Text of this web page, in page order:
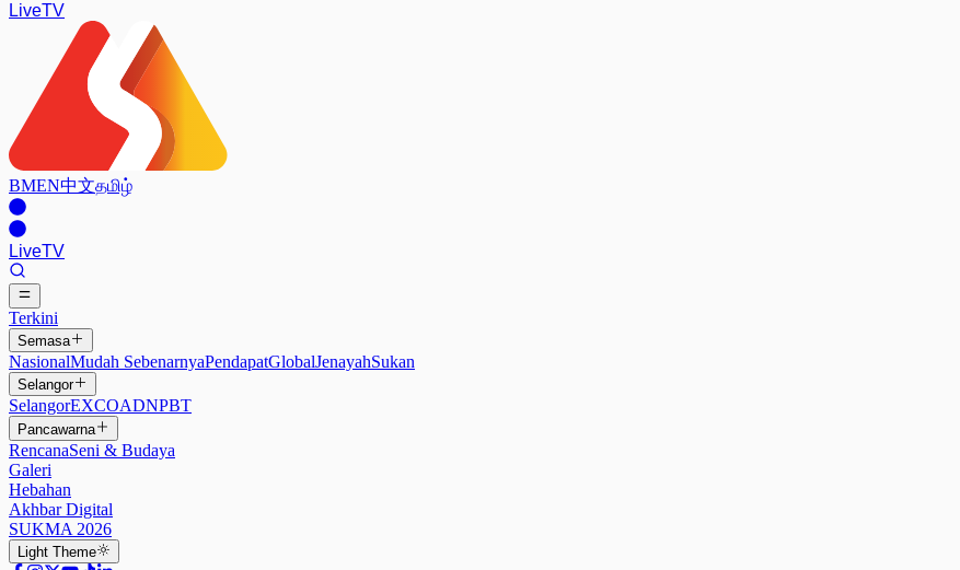
LiveTV
BMEN中文தமிழ்
LiveTV
Terkini
Semasa
NasionalMudah SebenarnyaPendapatGlobalJenayahSukan
Selangor
SelangorEXCOADNPBT
Pancawarna
RencanaSeni & Budaya
Galeri
Hebahan
Akhbar Digital
SUKMA 2026
Light Theme